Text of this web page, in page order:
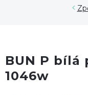
BUN P bílá
1046w